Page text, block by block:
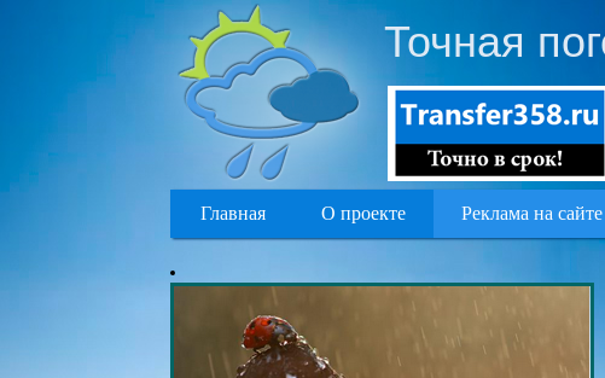
Точная
Главная О проекте Реклама на сайте